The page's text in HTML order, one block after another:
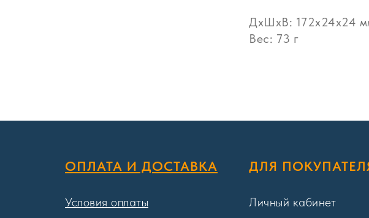
ДxШxВ: 172x24x24
Вес: 73 г
ОПЛАТА И ДОСТАВКА
Условия оплаты
ДЛЯ
Личный кабинет